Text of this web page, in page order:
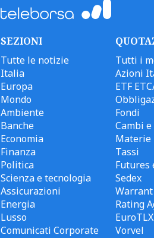
SEZIONI
Tutte le notizie
Italia
Europa
Mondo
Ambiente
Banche
Economia
Finanza
Politica
Scienza e tecnologia
Assicurazioni
Energia
Lusso
Comunicati Corporate
Tutti i
Azioni
ETF
Fondi
Cambi
Materie
Tassi
Futures
Sedex
Warrant
Rating
EuroTLX
Vorvel